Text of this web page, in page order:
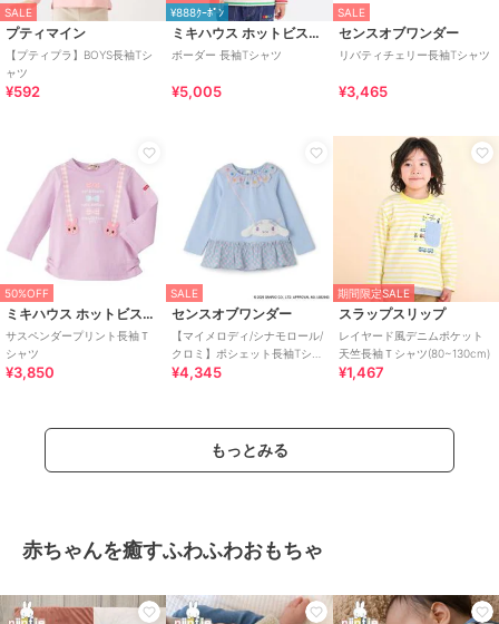
SALE
プティマイン
【プティプラ】BOYS長袖Tシ
ャツ
¥592
¥888ｸｰﾎﾟﾝ
ミキハウス ホットビスケッツ
ボーダー 長袖Tシャツ
¥5,005
SALE
センスオブワンダー
リバティチェリー長袖Tシャツ
¥3,465
50%OFF
ミキハウス ホットビスケッツ
サスペンダープリント長袖Ｔ
シャツ
¥3,850
SALE
センスオブワンダー
【マイメロディ/シナモロール/
クロミ】ポシェット長袖Tシャ
ツ
¥4,345
期間限定SALE
スラップスリップ
レイヤード風デニムポケット
天竺長袖Ｔシャツ(80~130cm)
¥1,467
もっとみる
赤ちゃんを癒すふわふわおもちゃ